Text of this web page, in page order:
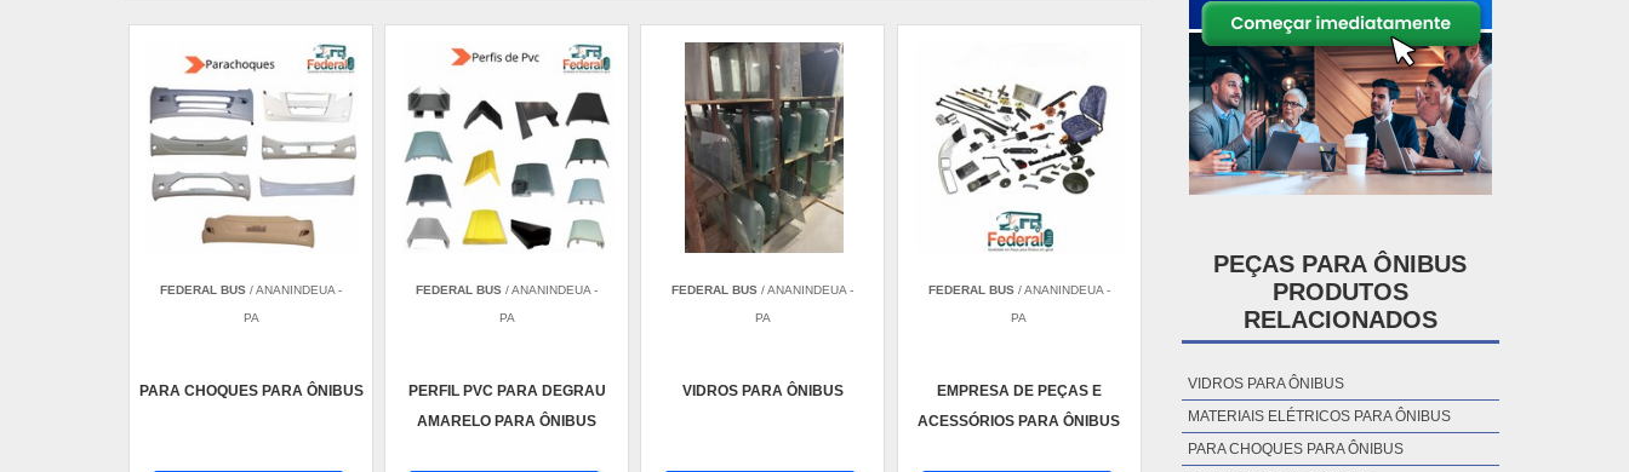
FEDERAL BUS / ANANINDEUA -
PA
PARA CHOQUES PARA ÔNIBUS
FEDERAL BUS / ANANINDEUA -
PA
PERFIL PVC PARA DEGRAU
AMARELO PARA ÔNIBUS
FEDERAL BUS / ANANINDEUA -
PA
VIDROS PARA ÔNIBUS
FEDERAL BUS/ ANANINDEUA -
PA
EMPRESA DE PEÇAS E
ACESSÓRIOS PARA ÔNIBUS
PEÇAS PARA ÔNIBUS
PRODUTOS
RELACIONADOS
VIDROS PARA ÔNIBUS
MATERIAIS ELÉTRICOS PARA ÔNIBUS
PARA CHOQUES PARA ÔNIBUS